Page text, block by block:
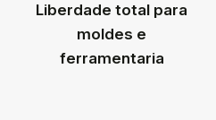
Liberdade total para
moldes e
ferramentaria